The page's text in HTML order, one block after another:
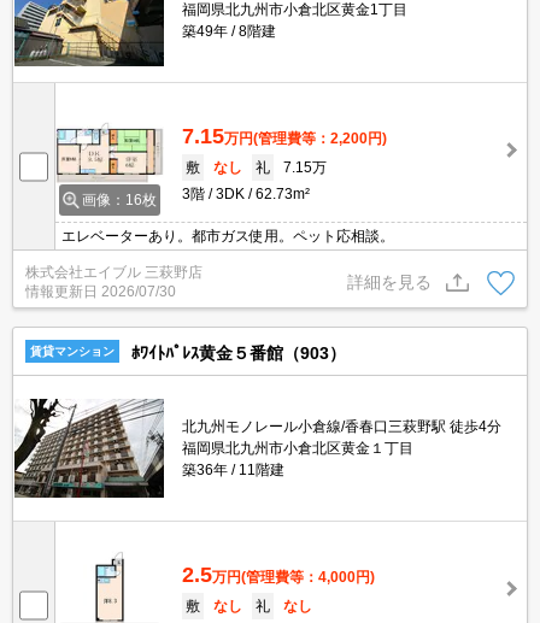
福岡県北九州市小倉北区黄金1丁目
築49年
8階建
画像：16枚
7.15万円(管理費等：2,200円)
敷
なし 礼
7.15万
3階
3DK 62.73m²
エレベーターあり。都市ガス使用。ペット応相談。
株式会社エイブル 三萩野店
情報更新日 2026/07/30
詳細を見る
賃貸マンション ﾎﾜｲﾄﾊﾟﾚｽ黄金５番館（903）
北九州モノレール小倉線/香春口三萩野駅 徒歩4分
福岡県北九州市小倉北区黄金１丁目
築36年
11階建
2.5万円(管理費等：4,000円)
敷
なし 礼
なし